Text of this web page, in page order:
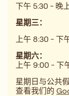
下午 5:30 - 晚
星期三：
上午 8:30 - 下
星期六：
上午 9:00 - 下
星期日与公共
查看我们的